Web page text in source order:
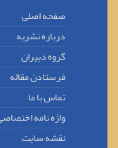
صفحه اصلی
درباره نشریه
گروه دبیران
فرستادن مقاله
تماس با ما
واژه نامه
نقشه سایت